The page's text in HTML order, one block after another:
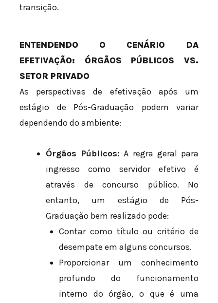
transição.
ENTENDENDO O CENÁRIO DA
EFETIVAÇÃO: ÓRGÃOS PÚBLICOS VS.
SETOR PRIVADO
As perspectivas de efetivação após um
estágio de Pós-Graduação podem variar
dependendo do ambiente:
Órgãos Públicos: A regra geral para
ingresso como servidor efetivo é
através de concurso público. No
entanto, um estágio de Pós-
Graduação bem realizado pode:
Contar como título ou critério de
desempate em alguns concursos.
Proporcionar um conhecimento
profundo do funcionamento
interno do órgão, o que é uma